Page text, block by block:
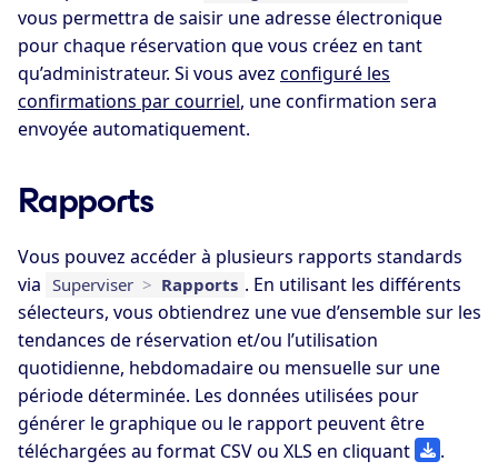
vous permettra de saisir une adresse électronique
pour chaque réservation que vous créez en tant
qu’administrateur. Si vous avez configuré les
confirmations par courriel, une confirmation sera
envoyée automatiquement.
Rapports
Vous pouvez accéder à plusieurs rapports standards
via Superviser > Rapports . En utilisant les différents
sélecteurs, vous obtiendrez une vue d’ensemble sur les
tendances de réservation et/ou l’utilisation
quotidienne, hebdomadaire ou mensuelle sur une
période déterminée. Les données utilisées pour
générer le graphique ou le rapport peuvent être
téléchargées au format CSV ou XLS en cliquant
.